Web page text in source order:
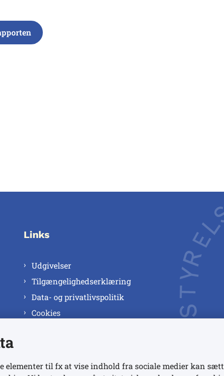
Links
Udgivelser
Tilgængelighedserklæring
Data- og privatlivspolitik
Cookies
elementer til fx at vise indhold fra sociale medier kan